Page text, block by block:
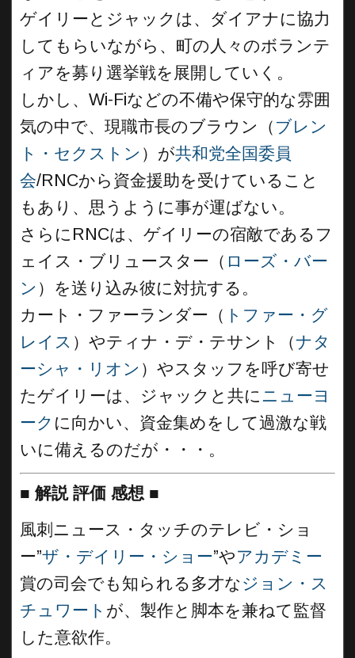
ゲイリーとジャックは、ダイアナに協力
してもらいながら、町の人々のボランテ
ィアを募り選挙戦を展開していく。
しかし、Wi-Fiなどの不備や保守的な雰囲
気の中で、現職市長のブラウン（ ブレン
ト・セクストン ）が共和党全国委員
会/RNCから資金援助を受けていること
もあり、思うように事が運ばない。
さらにRNCは、ゲイリーの宿敵であるフ
ェイス・ブリュースター（ ローズ・バー
ン ）を送り込み彼に対抗する。
カート・ファーランダー（ トファー・グ
レイス ）やティナ・デ・テサント（ナタ
ーシャ・リオン ）やスタッフを呼び寄せ
たゲイリーは、ジャックと共に ニューヨ
ーク に向かい、資金集めをして過激な戦
いに備えるのだが・・・。
■ 解説 評価 感想 ■
風刺ニュース・タッチのテレビ・ショ
ー”ザ・デイリー・ショー”やアカデミー
賞の司会でも知られる多才なジョン・ス
チュワート が、製作と脚本を兼ねて監督
した意欲作。